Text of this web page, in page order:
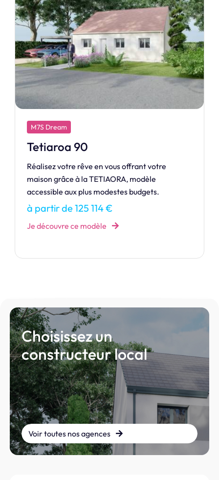
M7S Design
Création
Notre maison de la gamme Design. Cédez aux
charmes de la CRÉATION.
à partir de 361 279 €
Je découvre ce modèle
Choisissez un
constructeur local
Voir toutes nos agences